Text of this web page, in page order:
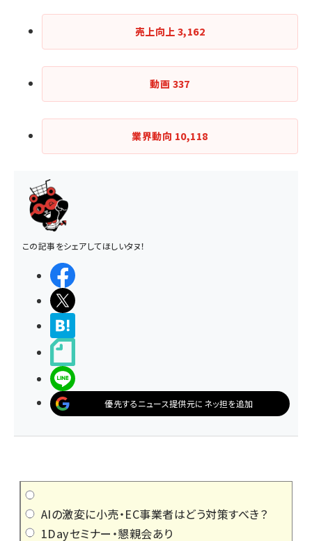
売上向上 3,162
動画 337
業界動向 10,118
この記事をシェアしてほしいタヌ！
優先するニュース提供元にネッ担を追加
AIの激変に小売・EC事業者はどう対策すべき？
1Dayセミナー・懇親会あり